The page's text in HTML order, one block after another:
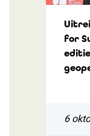
for
6